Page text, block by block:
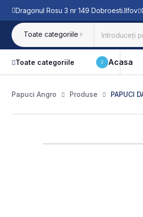
Dragonul Rosu 3 nr 149 Dobroesti.Ilfov
Toate categoriile
Toate categoriile Acasa
Papuci Angro Produse PAPUCI